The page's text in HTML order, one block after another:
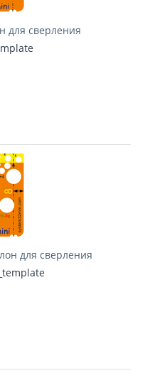
для сверления
для сверления